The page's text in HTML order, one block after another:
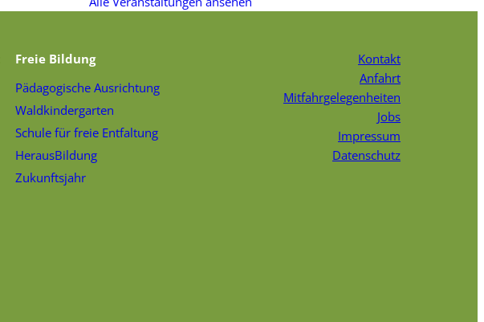
Freie Bildung
Pädagogische Ausrichtung
Waldkindergarten
Schule für freie Entfaltung
HerausBildung
Zukunftsjahr
Kontakt
Anfahrt
Mitfahrgelegenheiten
Jobs
Impressum
Datenschutz